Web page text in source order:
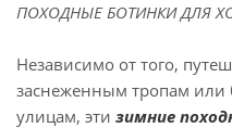
ПОХОДНЫЕ БОТИНКИ ДЛЯ
Независимо от того,
заснеженным тропам или
улицам, эти зимние